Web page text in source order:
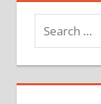
Search
for: